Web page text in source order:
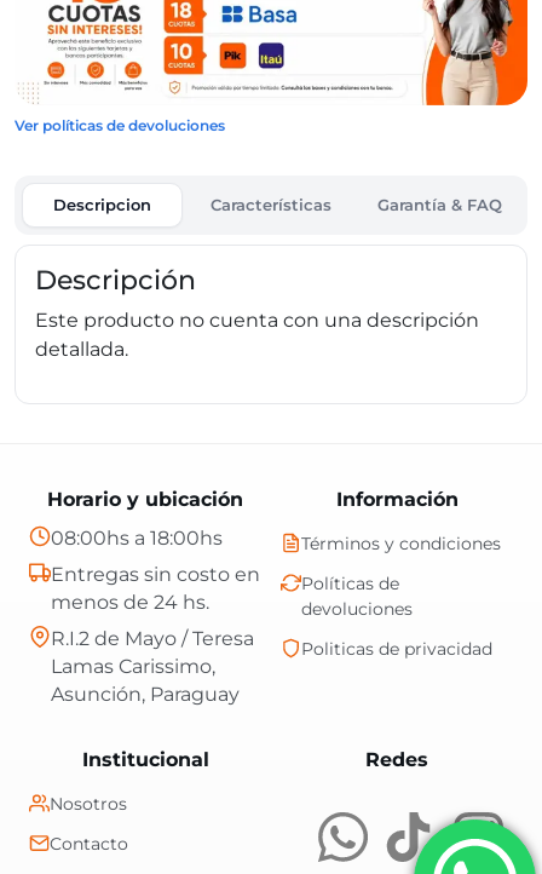
Ver políticas de devoluciones
Descripcion Características Garantía & FAQ
Descripción
Este producto no cuenta con una descripción
detallada.
RedesCentral Shop es
Información
Términos y condiciones
Políticas de
devoluciones
Politicas de privacidad
Institucional
Nosotros
Contacto
Horario y ubicación
08:00hs a 18:00hs
Entregas sin costo en
menos de 24 hs.
R.I.2 de Mayo / Teresa
Lamas Carissimo,
Asunción, Paraguay